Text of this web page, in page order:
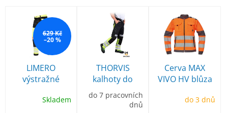
629 Kč
–20 %
LIMERO
výstražné
reflexními
Skladem
THORVIS
kalhoty do
pasu s
výstražnými
do 7 pracovních
dnů
Cerva MAX
VIVO HV blůza
oranžová
do 3 dnů